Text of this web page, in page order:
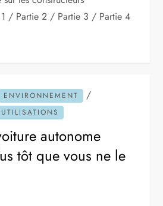
1 / Partie 2 / Partie 3 / Partie 4
ENVIRONNEMENT /
autonome
tôt que vous ne le